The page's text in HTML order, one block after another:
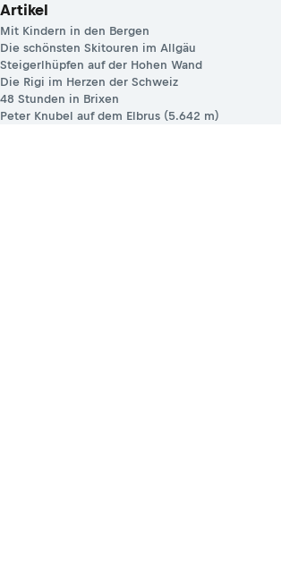
Artikel
Mit Kindern in den Bergen
Die schönsten Skitouren im Allgäu
Steigerlhüpfen auf der Hohen Wand
Die Rigi im Herzen der Schweiz
48 Stunden in Brixen
Peter Knubel auf dem Elbrus (5.642 m)